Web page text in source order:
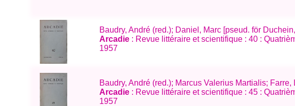
Baudry, André (red.); Daniel, Marc [pseud. för
Arcadie : Revue littéraire et scientifique : 40 :
1957
Baudry, André (red.); Marcus Valerius Martialis;
Arcadie : Revue littéraire et scientifique : 45 :
1957